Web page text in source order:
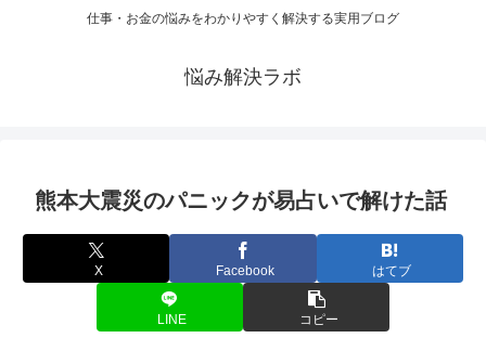
仕事・お金の悩みをわかりやすく解決する実用ブログ
悩み解決ラボ
熊本大震災のパニックが易占いで解けた話
X Facebook はてブ
LINE コピー